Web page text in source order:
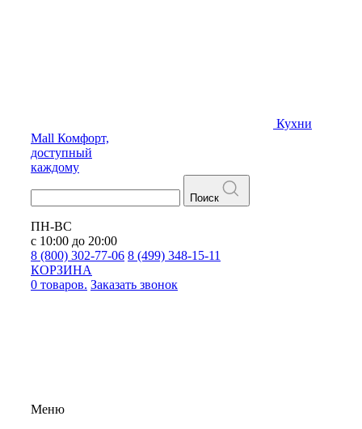
Кухни
Mall Комфорт,
доступный
каждому
Поиск
ПН-ВС
с 10:00 до 20:00
8 (800) 302-77-06 8 (499) 348-15-11
КОРЗИНА
0 товаров. Заказать звонок
Меню